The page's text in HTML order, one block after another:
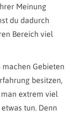
Meinung
du dadurch
Bereich viel
machen Gebieten
besitzen,
extrem viel
tun. Denn